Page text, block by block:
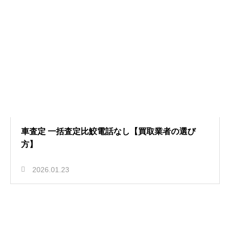
車査定 一括査定比鮫電話なし【買取業者の選び
方】
2026.01.23